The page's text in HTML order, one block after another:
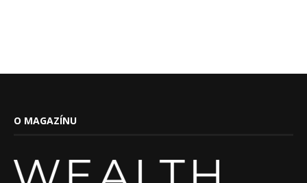
O MAGAZÍNU